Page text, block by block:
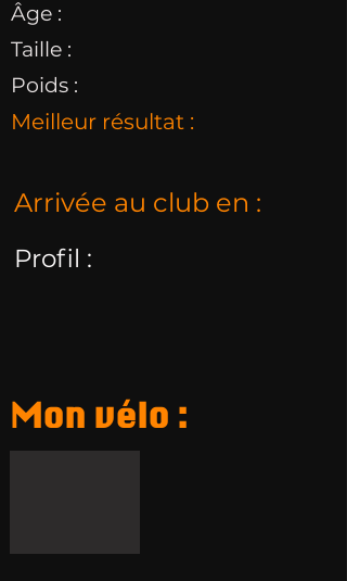
Âge :
Taille :
Poids :
Meilleur résultat :
Arrivée au club en :
Profil :
Mon vélo :